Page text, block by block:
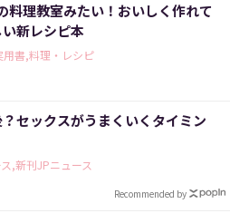
料理教室みたい！おいしく作れて
新レシピ本
用書,料理・レシピ
セックスがうまくいくタイミン
,新刊JPニュース
Recommended by